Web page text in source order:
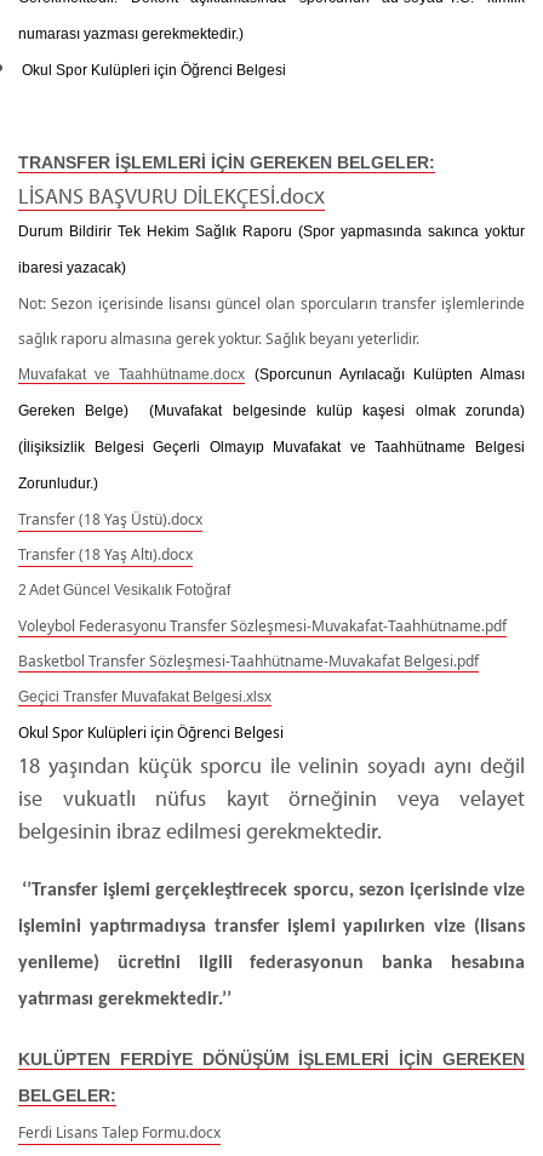
numarası yazması gerekmektedir.)
Okul Spor Kulüpleri için Öğrenci Belgesi
TRANSFER İŞLEMLERİ İÇİN GEREKEN BELGELER:
LİSANS BAŞVURU DİLEKÇESİ.docx
Durum Bildirir Tek Hekim Sağlık Raporu (Spor yapmasında sakınca yoktur
ibaresi yazacak)
Not: Sezon içerisinde lisansı güncel olan sporcuların transfer işlemlerinde
sağlık raporu almasına gerek yoktur. Sağlık beyanı yeterlidir.
Muvafakat ve Taahhütname.docx (Sporcunun Ayrılacağı Kulüpten Alması
Gereken Belge) (Muvafakat belgesinde kulüp kaşesi olmak zorunda)
(İlişiksizlik Belgesi Geçerli Olmayıp Muvafakat ve Taahhütname Belgesi
Zorunludur.)
Transfer (18 Yaş Üstü).docx
Transfer (18 Yaş Altı).docx
2 Adet Güncel Vesikalık Fotoğraf
Voleybol Federasyonu Transfer Sözleşmesi-Muvakafat-Taahhütname.pdf
Basketbol Transfer Sözleşmesi-Taahhütname-Muvakafat Belgesi.pdf
Geçici Transfer Muvafakat Belgesi.xlsx
Okul Spor Kulüpleri için Öğrenci Belgesi
18 yaşından küçük sporcu ile velinin soyadı aynı değil
ise vukuatlı nüfus kayıt örneğinin veya velayet
belgesinin ibraz edilmesi gerekmektedir.
‘’Transfer işlemi gerçekleştirecek sporcu, sezon içerisinde vize
işlemini yaptırmadıysa transfer işlemi yapılırken vize (lisans
yenileme) ücretini ilgili federasyonun banka hesabına
yatırması gerekmektedir.’’
KULÜPTEN FERDİYE DÖNÜŞÜM İŞLEMLERİ İÇİN GEREKEN
BELGELER:
Ferdi Lisans Talep Formu.docx